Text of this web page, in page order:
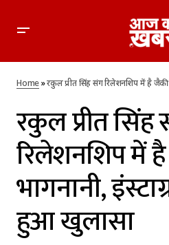
हुआ खुलासा
Home»रकुल प्रीत सिंह संग रिलेशनशिप में है जैकी
रकुल प्रीत
रिलेशनशिप में
भागनानी,
हुआ खुलासा